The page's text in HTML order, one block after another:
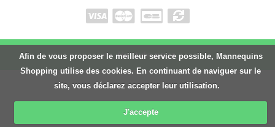
Afin de vous proposer le meilleur service possible, Mannequins
Shopping utilise des cookies. En continuant de naviguer sur le
site, vous déclarez accepter leur utilisation.
J'accepte
Haut de page